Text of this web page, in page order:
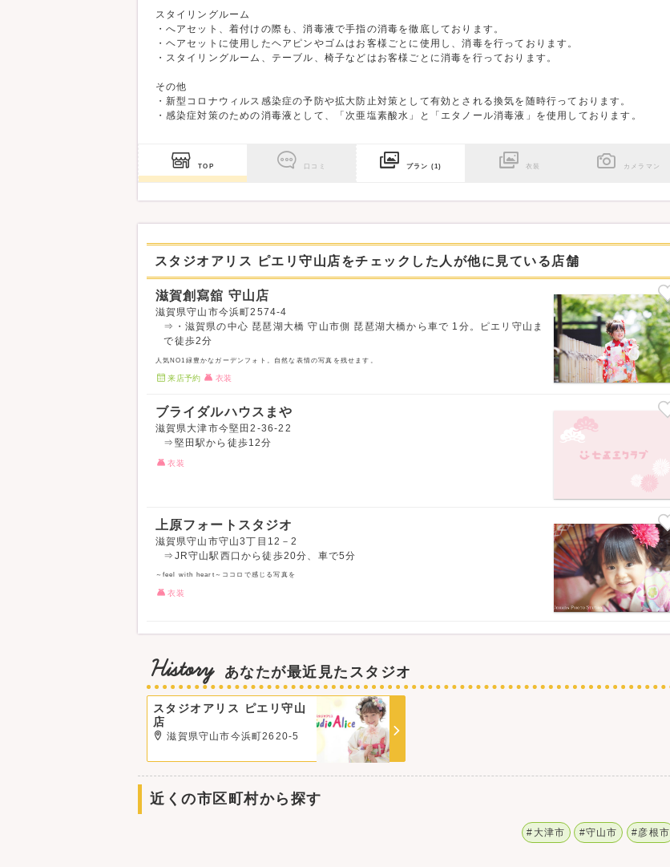
スタイリングルーム
・へアセット、着付けの際も、消毒液で手指の消毒を徹底しております。
・ヘアセットに使用したヘアピンやゴムはお客様ごとに使用し、消毒を行っております。
・スタイリングルーム、テーブル、椅子などはお客様ごとに消毒を行っております。
その他
・新型コロナウィルス感染症の予防や拡大防止対策として有効とされる換気を随時行っております。
・感染症対策のための消毒液として、「次亜塩素酸水」と「エタノール消毒液」を使用しております。
TOP 口コミ プラン (1) 衣装 カメラマン
スタジオアリス ピエリ守山店をチェックした人が他に見ている店舗
滋賀創寫舘 守山店
滋賀県守山市今浜町2574-4
⇒・滋賀県の中心 琵琶湖大橋 守山市側 琵琶湖大橋から車で 1分。ピエリ守山ま
で徒歩2分
人気NO1緑豊かなガーデンフォト。自然な表情の写真を残せます。
来店予約 衣装
ブライダルハウスまや
滋賀県大津市今堅田2-36-22
⇒堅田駅から徒歩12分
衣装
上原フォートスタジオ
滋賀県守山市守山3丁目12－2
⇒JR守山駅西口から徒歩20分、車で5分
～feel with heart～ココロで感じる写真を
衣装
History あなたが最近見たスタジオ
スタジオアリス ピエリ守山
店
滋賀県守山市今浜町2620-5
近くの市区町村から探す
#大津市 #守山市 #彦根市